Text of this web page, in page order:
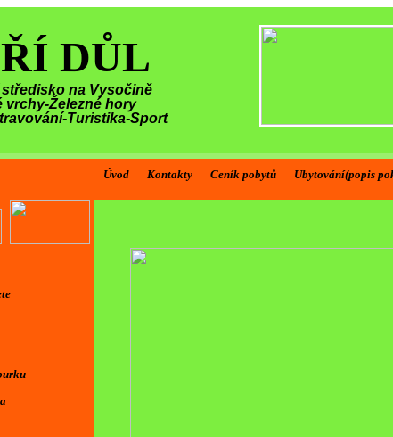
DŮL
na Vysočině
vrchy-Železné hory
Turistika-Sport
Úvod Kontakty Ceník pobytů Ubytování(popis